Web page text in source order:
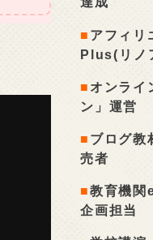
■ アフィリ
Plus(リノ
■ オンライ
ン」運営
■ ブログ
売者
■教育機関
企画担当